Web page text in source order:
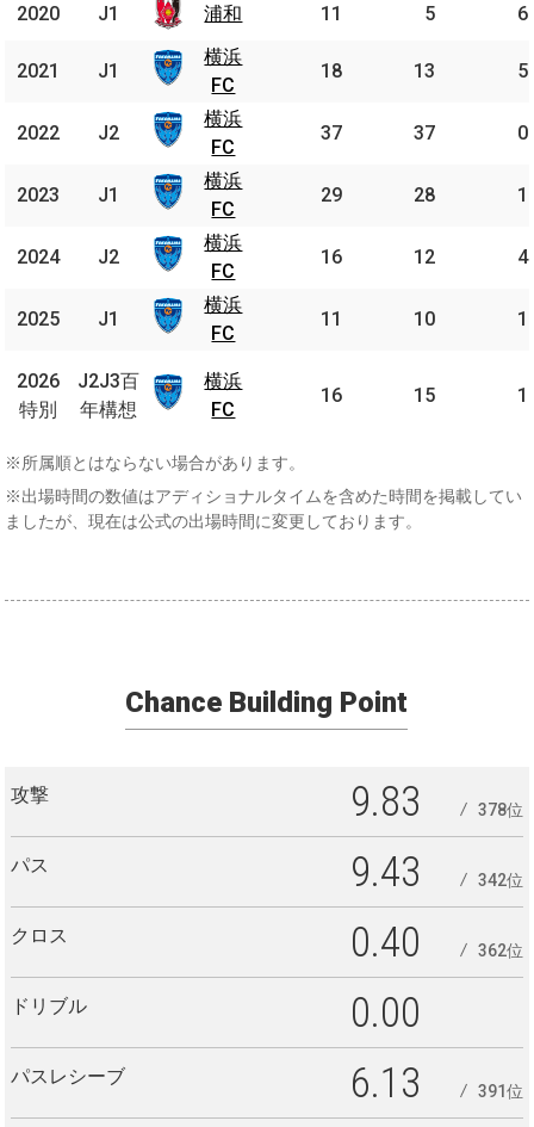
2020 浦和 11 5 6
2021
横浜
FC
18 13 5
2022
横浜
FC
37 37 0
2023
横浜
FC
29 28 1
2024
横浜
FC
16 12 4
2025
横浜
FC
11 10 1
2026
特別
百年
構想
横浜
FC
16 15 1
2020 J1 浦和
2021 J1
横浜
FC
2022 J2
横浜
FC
2023 J1
横浜
FC
2024 J2
横浜
FC
2025 J1
横浜
FC
2026
特別
J2J3百
年構想
横浜
FC
※所属順とはならない場合があります。
※出場時間の数値はアディショナルタイムを含めた時間を掲載してい
ましたが、現在は公式の出場時間に変更しております。
Chance Building Point
攻撃 9.83 378位
パス 9.43 342位
クロス 0.40 362位
ドリブル 0.00
パスレシーブ 6.13 391位